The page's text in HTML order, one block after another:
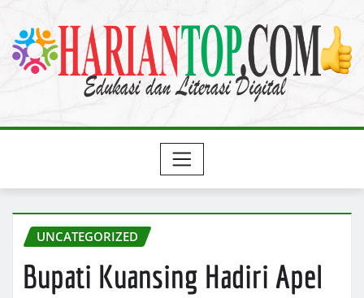
content
UNCATEGORIZED
Bupati Kuansing Hadiri Apel